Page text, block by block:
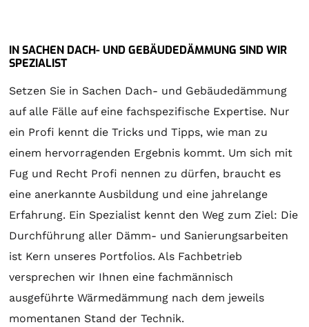
IN SACHEN DACH- UND GEBÄUDEDÄMMUNG SIND WIR
SPEZIALIST
Setzen Sie in Sachen Dach- und Gebäudedämmung
auf alle Fälle auf eine fachspezifische Expertise. Nur
ein Profi kennt die Tricks und Tipps, wie man zu
einem hervorragenden Ergebnis kommt. Um sich mit
Fug und Recht Profi nennen zu dürfen, braucht es
eine anerkannte Ausbildung und eine jahrelange
Erfahrung. Ein Spezialist kennt den Weg zum Ziel: Die
Durchführung aller Dämm- und Sanierungsarbeiten
ist Kern unseres Portfolios. Als Fachbetrieb
versprechen wir Ihnen eine fachmännisch
ausgeführte Wärmedämmung nach dem jeweils
momentanen Stand der Technik.